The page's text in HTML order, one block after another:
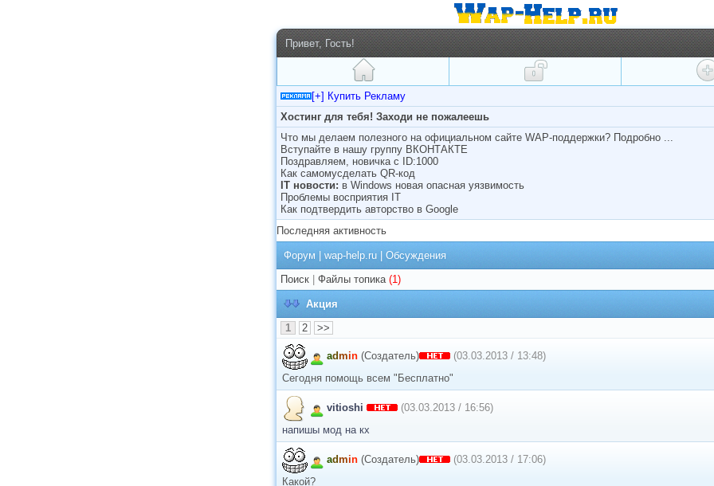
Привет, Гость!
[+] Купить Рекламу
Хостинг для тебя! Заходи не пожалеешь
Что мы делаем полезного на официальном сайте WAP-поддержки? Подробно ...
Вступайте в нашу группу ВКОНТАКТЕ
Поздравляем, новичка с ID:1000
Как самомусделать QR-код
IT новости: в Windows новая опасная уязвимость
Проблемы восприятия IT
Как подтвердить авторство в Google
Последняя активность
Форум wap-help.ru
Обсуждения
Поиск
Файлы топика (1)
Акция
1
2 >>
admin (Создатель)
(03.03.2013 / 13:48)
Сегодня помощь всем "Бесплатно"
vitioshi
(03.03.2013 / 16:56)
напишы мод на кх
admin (Создатель)
(03.03.2013 / 17:06)
Какой?